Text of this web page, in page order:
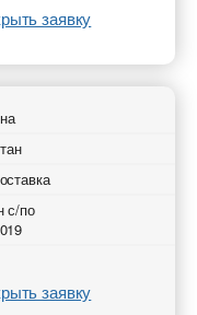
заявку
с/по
заявку